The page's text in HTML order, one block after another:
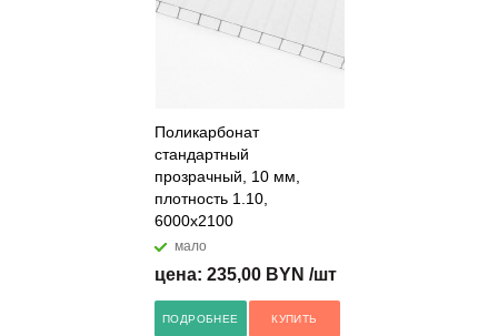
Поликарбонат
стандартный
прозрачный, 10 мм,
плотность 1.10,
6000x2100
мало
цена: 235,00 BYN /шт
ПОДРОБНЕЕ КУПИТЬ